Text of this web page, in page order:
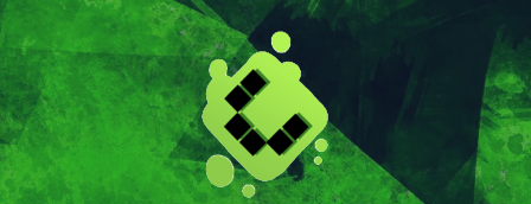
Saltar
al
contenido